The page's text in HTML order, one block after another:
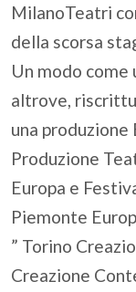
MilanoTeatri
della scorsa
Un modo
altrove,
una
Produzione
Europa e
Piemonte
” Torino
Creazione